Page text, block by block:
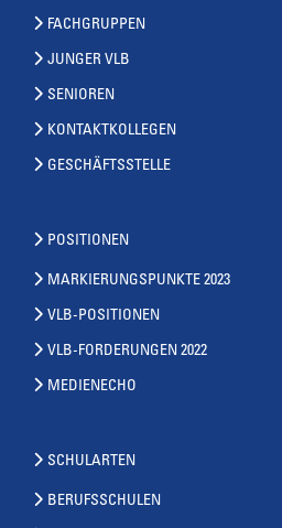
FACHGRUPPEN
JUNGER VLB
SENIOREN
KONTAKTKOLLEGEN
GESCHÄFTSSTELLE
POSITIONEN
MARKIERUNGSPUNKTE 2023
VLB-POSITIONEN
VLB-FORDERUNGEN 2022
MEDIENECHO
SCHULARTEN
BERUFSSCHULEN